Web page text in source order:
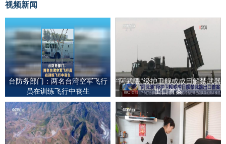
视频新闻
台防务部门：两名台湾空军飞行
员在训练飞行中丧生
“阿武隈”级护卫舰或成日解禁武器
出口首案